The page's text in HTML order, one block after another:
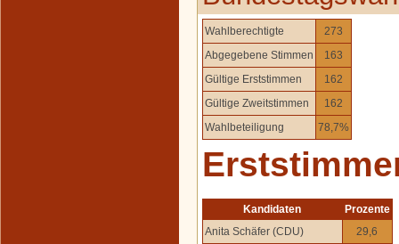
Wahlberechtigte
273
Abgegebene Stimmen
163
Gültige Erststimmen
162
Gültige Zweitstimmen
162
Wahlbeteiligung
78,7%
Kandidaten
Prozente
Anita Schäfer (CDU)
29,6